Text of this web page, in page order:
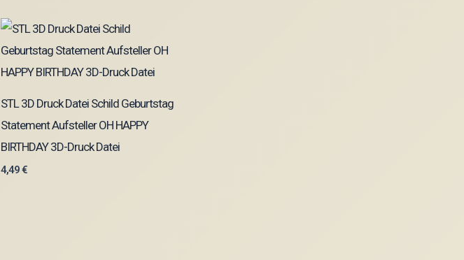
STL 3D Druck Datei Schild Geburtstag
Statement Aufsteller OH HAPPY
BIRTHDAY 3D-Druck Datei
4,49€